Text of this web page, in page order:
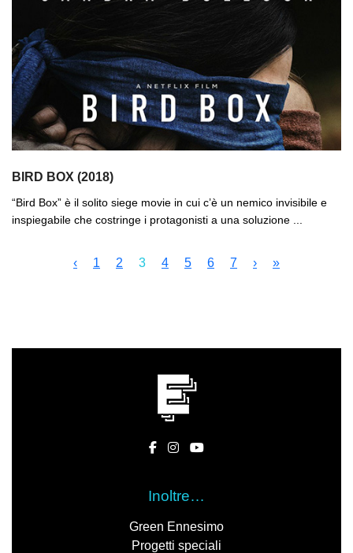
BIRD BOX (2018)
“Bird Box” è il solito siege movie in cui c’è un nemico invisibile e
inspiegabile che costringe i protagonisti a una soluzione ...
‹ 1 2 3 4 5 6 7 › »
Inoltre…
Green Ennesimo
Progetti speciali